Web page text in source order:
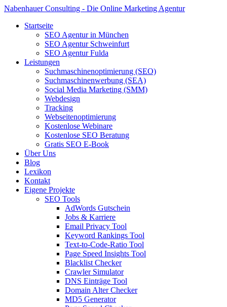
Nabenhauer Consulting - Die Online Marketing Agentur
Startseite
SEO Agentur in München
SEO Agentur Schweinfurt
SEO Agentur Fulda
Leistungen
Suchmaschinenoptimierung (SEO)
Suchmaschinenwerbung (SEA)
Social Media Marketing (SMM)
Webdesign
Tracking
Webseitenoptimierung
Kostenlose Webinare
Kostenlose SEO Beratung
Gratis SEO E-Book
Über Uns
Blog
Lexikon
Kontakt
Eigene Projekte
SEO Tools
AdWords Gutschein
Jobs & Karriere
Email Privacy Tool
Keyword Rankings Tool
Text-to-Code-Ratio Tool
Page Speed Insights Tool
Blacklist Checker
Crawler Simulator
DNS Einträge Tool
Domain Alter Checker
MD5 Generator